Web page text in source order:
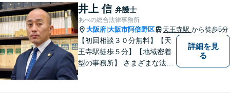
幅広い法律サービスを提供い
たします。お気軽にご相談く
ださい。
井上 信 弁護士
あべの総合法律事務所
大阪府 大阪市阿倍野区 天王寺駅 から徒歩5分
【初回相談３０分無料】【天
王寺駅徒歩５分】【地域密着
型の事務所】 さまざまな法律
詳細を見
る